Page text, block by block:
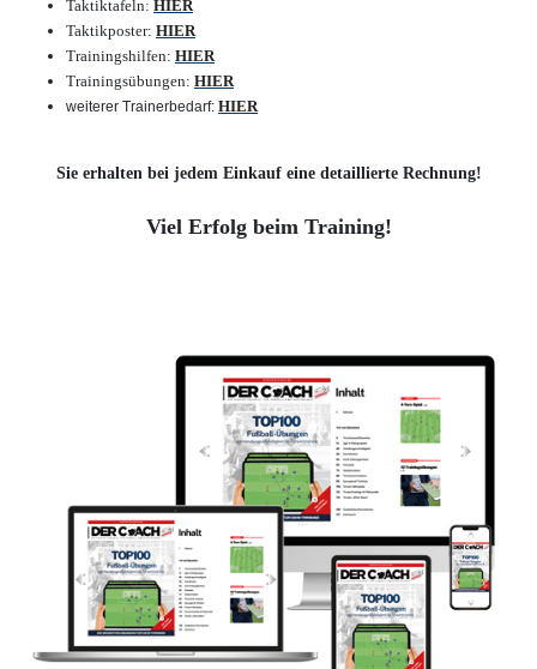
Taktiktafeln: HIER
Taktikposter: HIER
Trainingshilfen: HIER
Trainingsübungen: HIER
weiterer Trainerbedarf: HIER
Sie erhalten bei jedem Einkauf eine detaillierte Rechnung!
Viel Erfolg beim Training!